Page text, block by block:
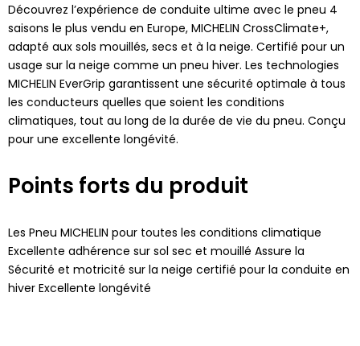
Découvrez l’expérience de conduite ultime avec le pneu 4
saisons le plus vendu en Europe, MICHELIN CrossClimate+,
adapté aux sols mouillés, secs et à la neige. Certifié pour un
usage sur la neige comme un pneu hiver. Les technologies
MICHELIN EverGrip garantissent une sécurité optimale à tous
les conducteurs quelles que soient les conditions
climatiques, tout au long de la durée de vie du pneu. Conçu
pour une excellente longévité.
Points forts du produit
Les Pneu MICHELIN pour toutes les conditions climatique
Excellente adhérence sur sol sec et mouillé Assure la
Sécurité et motricité sur la neige certifié pour la conduite en
hiver Excellente longévité